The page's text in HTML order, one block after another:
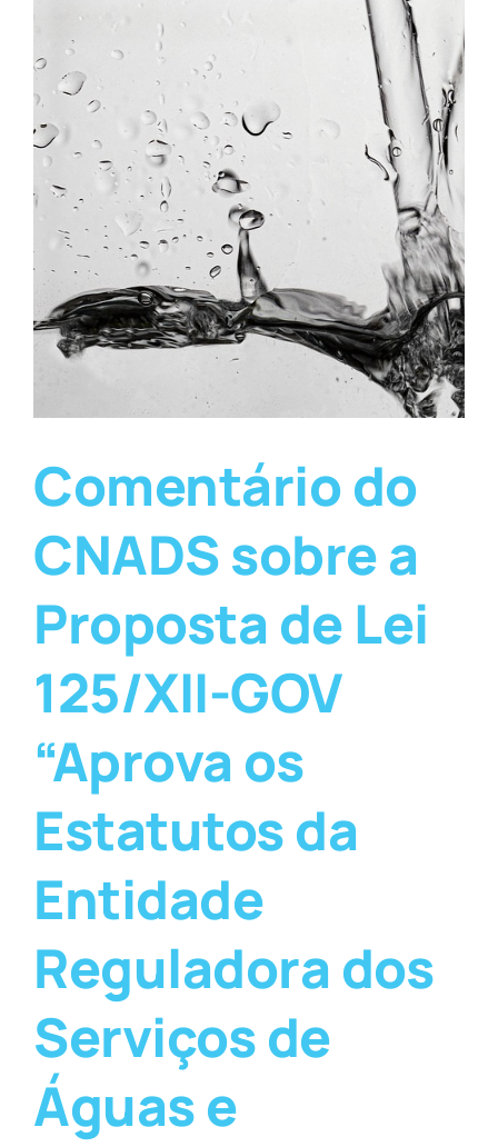
Comentário do
CNADS sobre a
Proposta de Lei
125/XII-GOV
“Aprova os
Estatutos da
Entidade
Reguladora dos
Serviços de
Águas e